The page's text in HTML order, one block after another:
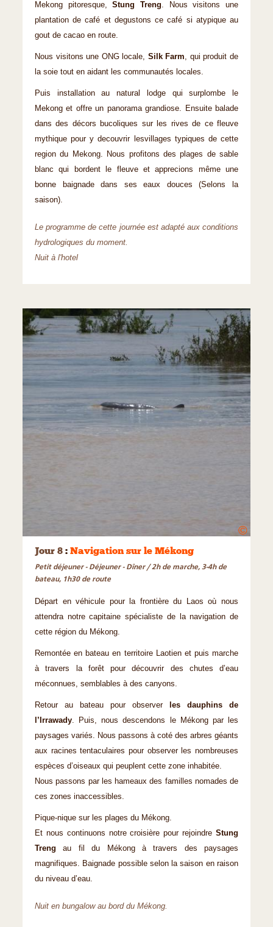
Mekong pitoresque,Stung Treng. Nous visitons une
plantation de café et degustons ce café si atypique au
gout de cacao en route.
Nous visitons une ONG locale, Silk Farm, qui produit de
la soie tout en aidant les communautés locales.
Puis installation au natural lodge qui surplombe le
Mekong et offre un panorama grandiose. Ensuite balade
dans des décors bucoliques sur les rives de ce fleuve
mythique pour y decouvrir lesvillages typiques de cette
region du Mekong. Nous profitons des plages de sable
blanc qui bordent le fleuve et apprecions même une
bonne baignade dans ses eaux douces (Selons la
saison).
Le programme de cette journée est adapté aux conditions
hydrologiques du moment.
Nuit à l'hotel
©
Jour 8 : Navigation sur le Mékong
Petit déjeuner - Déjeuner - Dîner / 2h de marche, 3-4h de
bateau, 1h30 de route
Départ en véhicule pour la frontière du Laos où nous
attendra notre capitaine spécialiste de la navigation de
cette région du Mékong.
Remontée en bateau en territoire Laotien et puis marche
à travers la forêt pour découvrir des chutes d’eau
méconnues, semblables à des canyons.
Retour au bateau pour observer
les dauphins de
l’Irrawady. Puis, nous descendons le Mékong par les
paysages variés. Nous passons à coté des arbres géants
aux racines tentaculaires pour observer les nombreuses
espèces d’oiseaux qui peuplent cette zone inhabitée.
Nous passons par les hameaux des familles nomades de
ces zones inaccessibles.
Pique-nique sur les plages du Mékong.
Et nous continuons notre croisière pour rejoindre Stung
Trengau fil du Mékong à travers des paysages
magnifiques. Baignade possible selon la saison en raison
du niveau d’eau.
Nuit en bungalow au bord du Mékong.